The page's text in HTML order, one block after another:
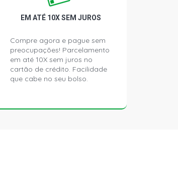
EM ATÉ 10X SEM JUROS
Compre agora e pague sem
preocupações! Parcelamento
em até 10X sem juros no
cartão de crédito. Facilidade
que cabe no seu bolso.